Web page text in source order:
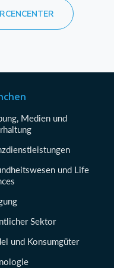
Medien und
und Life
Sektor
und Konsumgüter